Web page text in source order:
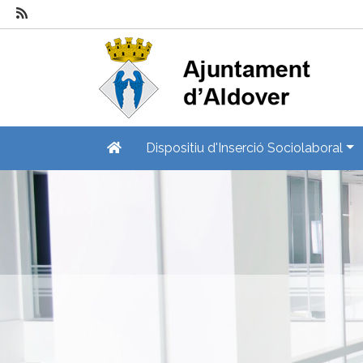
Dispositiu d'Inserció Sociolaboral